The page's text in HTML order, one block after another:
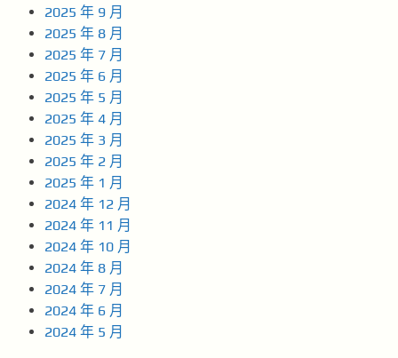
2025 年 9 月
2025 年 8 月
2025 年 7 月
2025 年 6 月
2025 年 5 月
2025 年 4 月
2025 年 3 月
2025 年 2 月
2025 年 1 月
2024 年 12 月
2024 年 11 月
2024 年 10 月
2024 年 8 月
2024 年 7 月
2024 年 6 月
2024 年 5 月